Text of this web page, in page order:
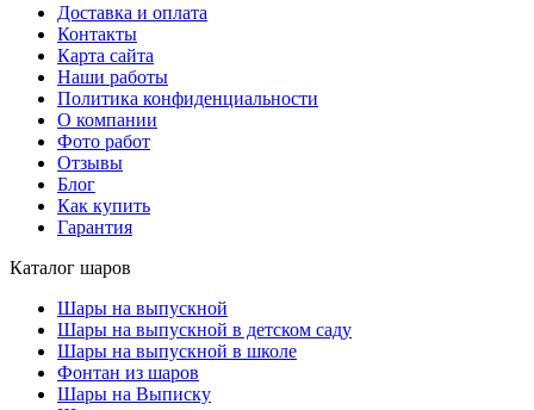
Доставка и оплата
Контакты
Карта сайта
Наши работы
Политика конфиденциальности
О компании
Фото работ
Отзывы
Блог
Как купить
Гарантия
Каталог шаров
Шары на выпускной
Шары на выпускной в детском саду
Шары на выпускной в школе
Фонтан из шаров
Шары на Выписку